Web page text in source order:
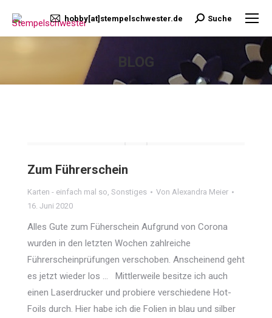
hobby[at]stempelschwester.de Search:
Suche
BLOG
Sie befinden sich hier:
Zum Führerschein
Karten - einfach mal so, Sonstiges Von Alexandra Meier
16. Juni 2020
Alles Gute zum Füherschein Aufgrund von Corona
wurden in den letzten Wochen zahlreiche
Führerscheinprüfungen verschoben. Anscheinend geht
es jetzt wieder los … Mittlerweile besitze ich auch
einen Laserdrucker und probiere verschiedene Hot-
Foils durch. Hier habe ich die Folien in blau und silber